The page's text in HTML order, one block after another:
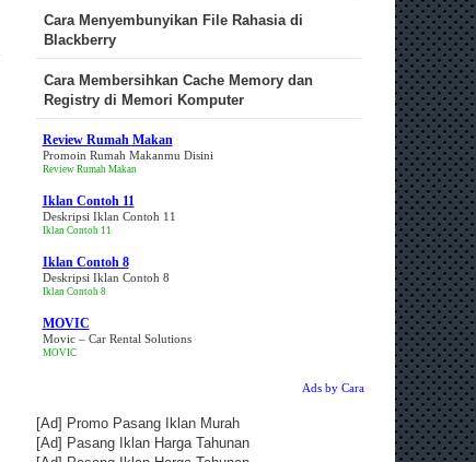
Cara Menyembunyikan File Rahasia di
Blackberry
Cara Membersihkan Cache Memory dan
Registry di Memori Komputer
Review Rumah Makan
Promoin Rumah Makanmu Disini
Review Rumah Makan
Iklan Contoh 11
Deskripsi Iklan Contoh 11
Iklan Contoh 11
Iklan Contoh 8
Deskripsi Iklan Contoh 8
Iklan Contoh 8
MOVIC
Movic – Car Rental Solutions
MOVIC
Ads by Cara
[Ad] Promo Pasang Iklan Murah
[Ad] Pasang Iklan Harga Tahunan